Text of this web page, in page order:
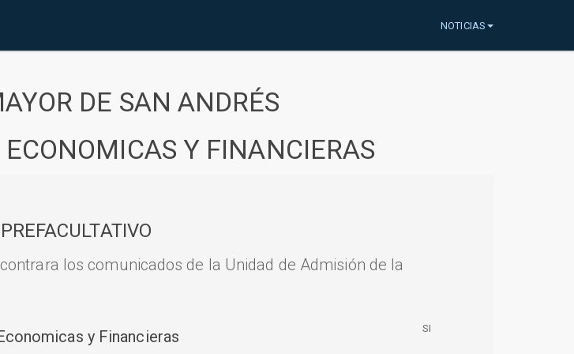
NOTICIAS
DE SAN ANDRÉS
Y FINANCIERAS
los comunicados de la Unidad de Admisión de la
y Financieras SI